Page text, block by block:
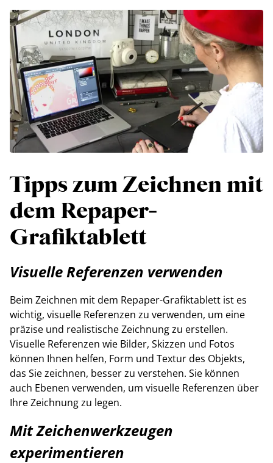
Tipps zum Zeichnen mit
dem Repaper-
Grafiktablett
Visuelle Referenzen verwenden
Beim Zeichnen mit dem Repaper-Grafiktablett ist es
wichtig, visuelle Referenzen zu verwenden, um eine
präzise und realistische Zeichnung zu erstellen.
Visuelle Referenzen wie Bilder, Skizzen und Fotos
können Ihnen helfen, Form und Textur des Objekts,
das Sie zeichnen, besser zu verstehen. Sie können
auch Ebenen verwenden, um visuelle Referenzen über
Ihre Zeichnung zu legen.
Mit Zeichenwerkzeugen
experimentieren